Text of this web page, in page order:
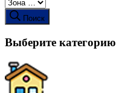
Поиск
Выберите категорию